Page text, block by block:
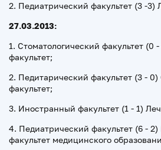
2. Педиатрический факультет (3 -3)
27.03.2013:
1. Стоматологический факультет (0
факультет;
2. Педитарический факультет (3 - 0)
факультет;
3. Иностранный факультет (1 - 1)
4. Педиатрический факультет (6 -
факультет медицинского